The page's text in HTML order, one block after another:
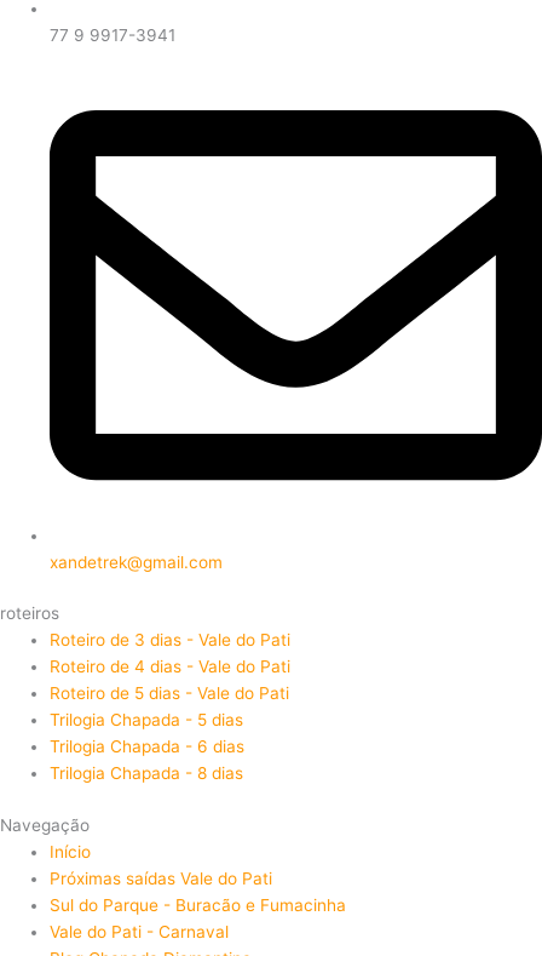
77 9 9917-3941
xandetrek@gmail.com
roteiros
Roteiro de 3 dias - Vale do Pati
Roteiro de 4 dias - Vale do Pati
Roteiro de 5 dias - Vale do Pati
Trilogia Chapada - 5 dias
Trilogia Chapada - 6 dias
Trilogia Chapada - 8 dias
Navegação
Início
Próximas saídas Vale do Pati
Sul do Parque - Buracão e Fumacinha
Vale do Pati - Carnaval